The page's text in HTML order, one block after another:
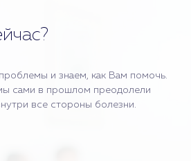
и знаем, как Вам помочь.
сами в прошлом преодолели
все стороны болезни.